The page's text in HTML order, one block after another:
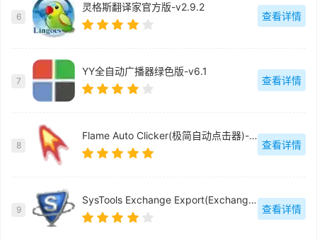
6
灵格斯翻译家官方版-v2.9.2
查看详情
7
YY全自动广播器绿色版-v6.1
查看详情
8
Flame Auto Clicker(极简自动点击器)-v1.0
查看详情
9
SysTools Exchange Export(Exchange电子邮件迁移工具)官方版-v5.0
查看详情